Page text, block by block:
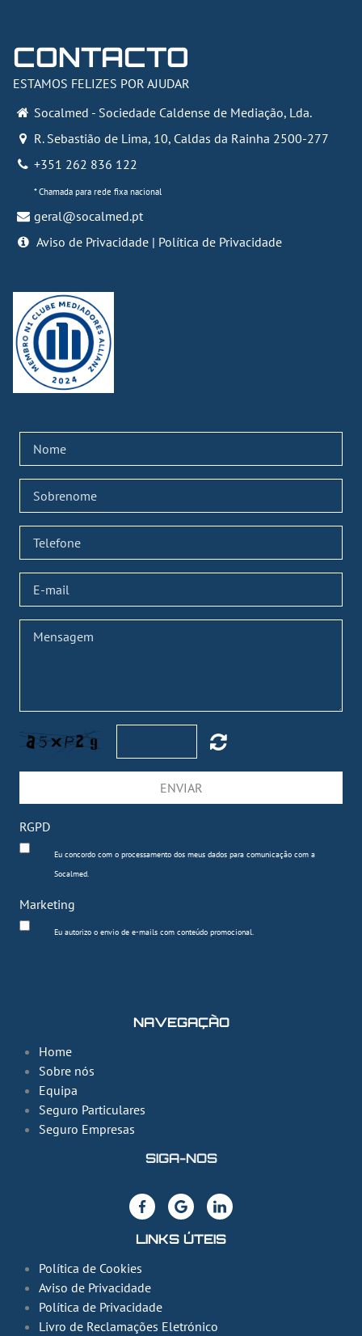
CONTACTO
ESTAMOS FELIZES POR AJUDAR
Socalmed - Sociedade Caldense de Mediação, Lda.
R. Sebastião de Lima, 10, Caldas da Rainha 2500-277
+351 262 836 122
* Chamada para rede fixa nacional
geral@socalmed.pt
Aviso de Privacidade| Política de Privacidade
ENVIAR
RGPD
Eu concordo com o processamento dos meus dados para comunicação com a
Socalmed.
Marketing
Eu autorizo o envio de e-mails com conteúdo promocional.
NAVEGAÇÃO
Home
Sobre nós
Equipa
Seguro Particulares
Seguro Empresas
SIGA-NOS
LINKS ÚTEIS
Política de Cookies
Aviso de Privacidade
Política de Privacidade
Livro de Reclamações Eletrónico